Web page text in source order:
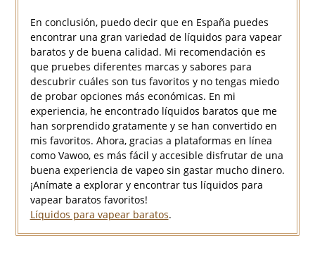
En conclusión, puedo decir que en España puedes
encontrar una gran variedad de líquidos para vapear
baratos y de buena calidad. Mi recomendación es
que pruebes diferentes marcas y sabores para
descubrir cuáles son tus favoritos y no tengas miedo
de probar opciones más económicas. En mi
experiencia, he encontrado líquidos baratos que me
han sorprendido gratamente y se han convertido en
mis favoritos. Ahora, gracias a plataformas en línea
como Vawoo, es más fácil y accesible disfrutar de una
buena experiencia de vapeo sin gastar mucho dinero.
¡Anímate a explorar y encontrar tus líquidos para
vapear baratos favoritos!
Líquidos para vapear baratos.